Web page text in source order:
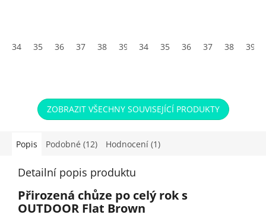
34 35 36 37 38 39 40 41 42 43 44 45
34 35 36 37 38 39
ZOBRAZIT VŠECHNY SOUVISEJÍCÍ PRODUKTY
Popis Podobné (12) Hodnocení (1)
Detailní popis produktu
Přirozená chůze po celý rok s
OUTDOOR Flat Brown